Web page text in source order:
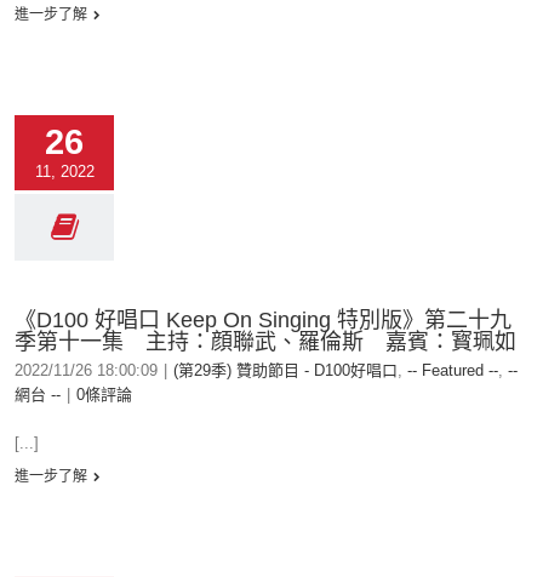
進一步了解
26
11, 2022
《D100 好唱口 Keep On Singing 特別版》第二十九
季第十一集 主持：顔聯武、羅倫斯 嘉賓：寳珮如
2022/11/26 18:00:09 (第29季) 贊助節目 - D100好唱口, -- Featured --, --
網台 --
0條評論
[...]
進一步了解